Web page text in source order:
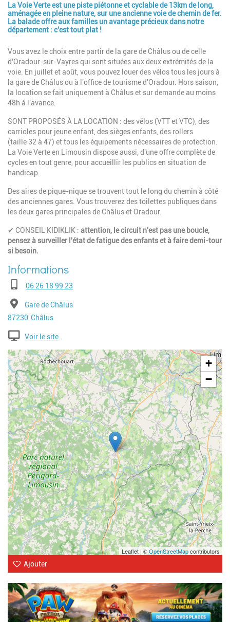
La Voie Verte est une piste piétonne et cyclable de 13km de long,
aménagée en pleine nature, sur une ancienne voie de chemin de fer.
La balade offre aux familles un avantage précieux dans notre
département : c'est tout plat !
Vous avez le choix entre partir de la gare de Châlus ou de celle
d'Oradour-sur-Vayres qui sont situées aux deux extrémités de la
voie. En juillet et août, vous pouvez louer des vélos tous les jours à
la gare de Châlus ou à l'office de tourisme d'Oradour. Hors saison,
la location se fait uniquement à Châlus et sur demande au moins
48h à l'avance.
SONT PROPOSÉS À LA LOCATION : des vélos (VTT et VTC), des
carrioles pour jeune enfant, des sièges enfants, des rollers
(taille 32 à 47) et tous les équipements nécessaires de protection.
La Voie Verte en Limousin dispose aussi, d'une offre complète de
cycles en tout genre, pour accueillir les publics en situation de
handicap.
Des aires de pique-nique se trouvent tout le long du chemin à côté
des anciennes gares. Vous trouverez des toilettes publiques dans
les deux gares principales de Châlus et Oradour.
✔ CONSEIL KIDIKLIK : attention, le circuit n'est pas une boucle,
pensez à surveiller l'état de fatigue des enfants et à faire demi-tour
si besoin.
Téléphone06 26 18 99 23
AdresseGare de Châlus
Code postal
87230 Ville
Châlus
Voir le site
Geolocalisation
+
−
Leaflet | ©OpenStreetMapcontributors
Ajouter